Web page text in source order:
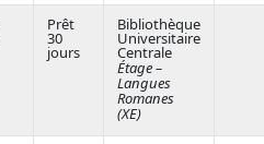
Prêt
30
jours
Bibliothèque
Universitaire
Centrale
Étage –
Langues
Romanes
(XE)